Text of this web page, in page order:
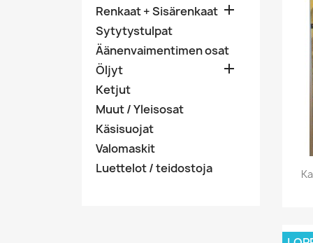
Renkaat + Sisärenkaat 
Sytytystulpat
Äänenvaimentimen osat
Öljyt

Ketjut
Muut / Yleisosat
Käsisuojat
Valomaskit
Luettelot / teidostoja